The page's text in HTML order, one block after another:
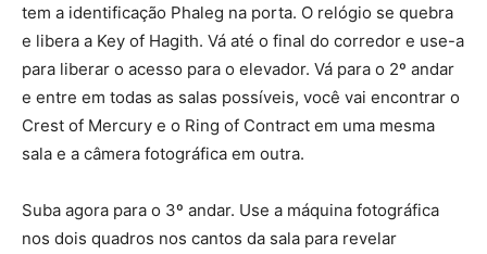
tem a identificação Phaleg na porta. O relógio se quebra
e libera a Key of Hagith. Vá até o final do corredor e use-a
para liberar o acesso para o elevador. Vá para o 2º andar
e entre em todas as salas possíveis, você vai encontrar o
Crest of Mercury e o Ring of Contract em uma mesma
sala e a câmera fotográfica em outra.
Suba agora para o 3º andar. Use a máquina fotográfica
nos dois quadros nos cantos da sala para revelar